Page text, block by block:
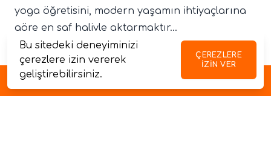
yoga öğretisini, modern yaşamın ihtiyaçlarına
göre en saf haliyle aktarmaktır...
Bu sitedeki deneyiminizi
çerezlere izin vererek
geliştirebilirsiniz.
ÇEREZLERE
IZIN VER